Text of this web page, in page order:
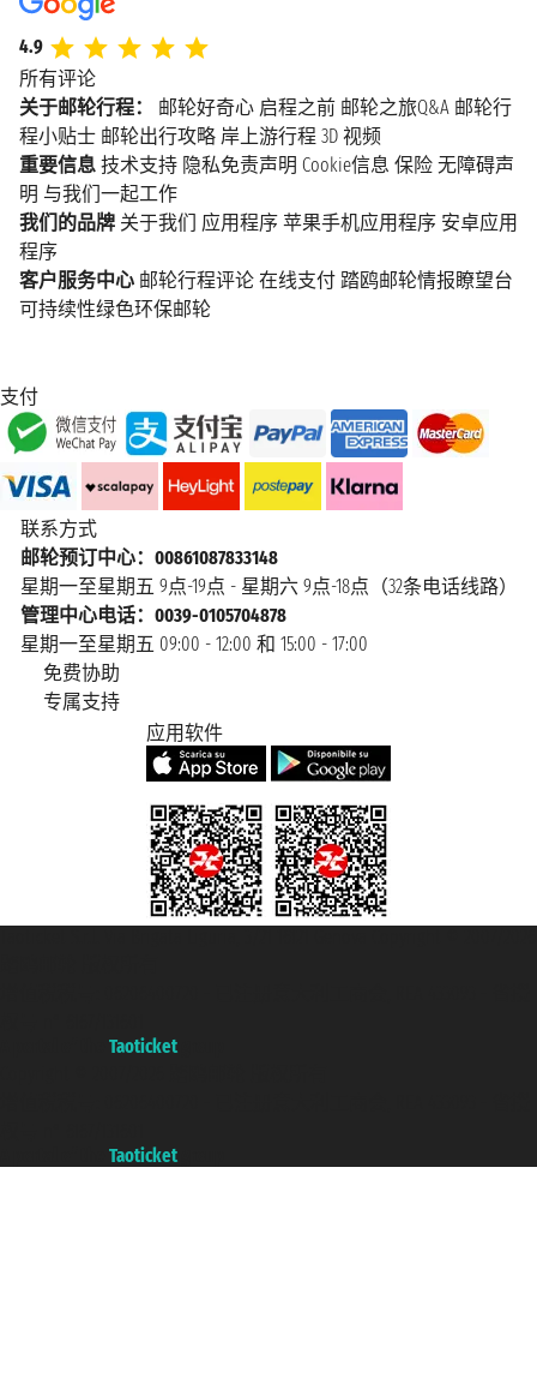
4.9
所有评论
关于邮轮行程：
邮轮好奇心 启程之前 邮轮之旅Q&A 邮轮行
程小贴士 邮轮出行攻略 岸上游行程 3D 视频
重要信息 技术支持 隐私免责声明 Cookie信息 保险 无障碍声
明 与我们一起工作
我们的品牌 关于我们 应用程序 苹果手机应用程序 安卓应用
程序
客户服务中心 邮轮行程评论 在线支付 踏鸥邮轮情报瞭望台
可持续性绿色环保邮轮
支付
联系方式
邮轮预订中心：00861087833148
星期一至星期五 9点-19点 - 星期六 9点-18点（32条电话线路）
管理中心电话：0039-0105704878
星期一至星期五 09:00 - 12:00 和 15:00 - 17:00
免费协助
专属支持
应用软件
Taoticket
Taoticket